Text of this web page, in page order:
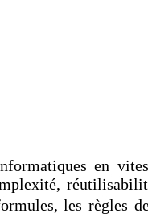
en
les règles